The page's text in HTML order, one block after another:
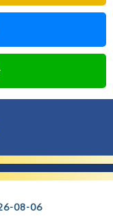
08-06